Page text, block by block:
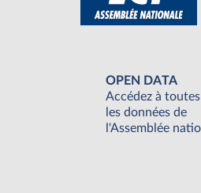
OPEN DATA
Accédez à toutes
les données de
l'Assemblée